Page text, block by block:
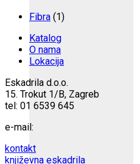
Fibra (1)
Katalog
O nama
Lokacija
Eskadrila d.o.o.
15. Trokut 1/B, Zagreb
tel: 01 6539 645
e-mail:
kontakt
književna eskadrila